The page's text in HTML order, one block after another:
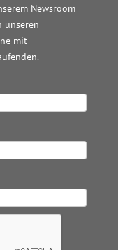
Newsroom
unseren
mit